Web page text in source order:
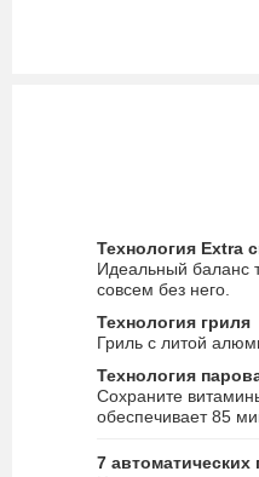
Габариты
Диапазон
Цвет
Технология Extra
Идеальный баланс
совсем без него.
Технология гриля
Гриль с литой
Технология
Сохраните
обеспечивает 85
7 автоматических